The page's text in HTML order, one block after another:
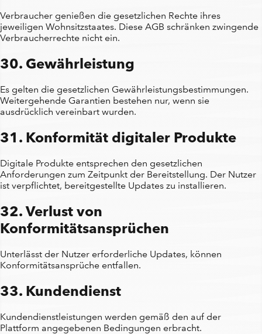
Verbraucher genießen die gesetzlichen Rechte ihres
jeweiligen Wohnsitzstaates. Diese AGB schränken zwingende
Verbraucherrechte nicht ein.
30. Gewährleistung
Es gelten die gesetzlichen Gewährleistungsbestimmungen.
Weitergehende Garantien bestehen nur, wenn sie
ausdrücklich vereinbart wurden.
31. Konformität digitaler Produkte
Digitale Produkte entsprechen den gesetzlichen
Anforderungen zum Zeitpunkt der Bereitstellung. Der Nutzer
ist verpflichtet, bereitgestellte Updates zu installieren.
32. Verlust von
Konformitätsansprüchen
Unterlässt der Nutzer erforderliche Updates, können
Konformitätsansprüche entfallen.
33. Kundendienst
Kundendienstleistungen werden gemäß den auf der
Plattform angegebenen Bedingungen erbracht.